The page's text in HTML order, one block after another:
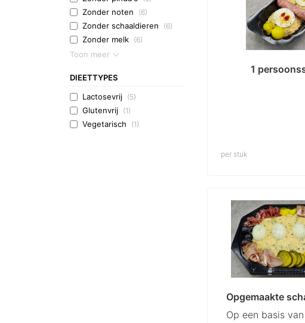
Zonder noten (6)
Zonder schaaldieren (6)
Zonder melk (6)
Toon meer
DIEETTYPES
Lactosevrij (5)
Glutenvrij (1)
Vegetarisch (1)
1
per stuk
Opgemaakte
Op een basis